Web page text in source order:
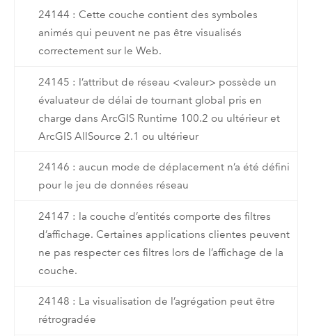
24144 : Cette couche contient des symboles
animés qui peuvent ne pas être visualisés
correctement sur le Web.
24145 : l’attribut de réseau <valeur> possède un
évaluateur de délai de tournant global pris en
charge dans ArcGIS Runtime 100.2 ou ultérieur et
ArcGIS AllSource 2.1 ou ultérieur
24146 : aucun mode de déplacement n’a été défini
pour le jeu de données réseau
24147 : la couche d’entités comporte des filtres
d’affichage. Certaines applications clientes peuvent
ne pas respecter ces filtres lors de l’affichage de la
couche.
24148 : La visualisation de l’agrégation peut être
rétrogradée